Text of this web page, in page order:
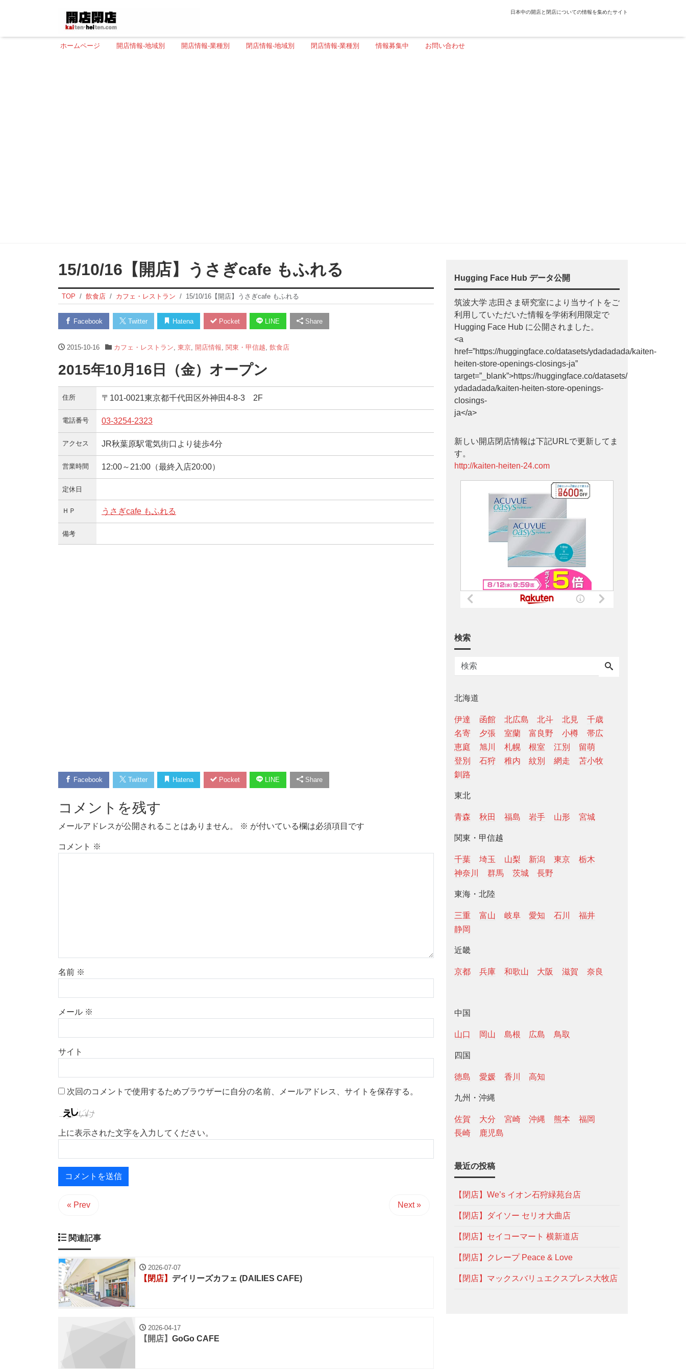
日本中の開店と閉店についての情報を集めたサイト
ホームページ 開店情報-地域別 開店情報-業種別 閉店情報-地域別 閉店情報-業種別 情報募集中 お問い合わせ
15/10/16【開店】うさぎcafe もふれる
TOP 飲食店 カフェ・レストラン 15/10/16【開店】うさぎcafe もふれる
Facebook Twitter Hatena Pocket LINE Share
2015-10-16 カフェ・レストラン 東京, 開店情報 関東・甲信越 飲食店
2015年10月16日（金）オープン
住所 〒101-0021東京都千代田区外神田4-8-3 2F
電話番号 03-3254-2323
アクセス JR秋葉原駅電気街口より徒歩4分
営業時間 12:00～21:00（最終入店20:00）
定休日
ＨＰ うさぎcafe もふれる
備考
Facebook Twitter Hatena Pocket LINE Share
コメントを残す
メールアドレスが公開されることはありません。 ※ が付いている欄は必須項目です
コメント ※
名前 ※
メール ※
サイト
次回のコメントで使用するためブラウザーに自分の名前、メールアドレス、サイトを保存する。
上に表示された文字を入力してください。
« Prev Next »
関連記事
2026-07-07
【閉店】 デイリーズカフェ (DAILIES CAFE)
2026-04-17
【開店】 GoGo CAFE
Hugging Face Hub データ公開
筑波大学 志田さま研究室により当サイトをご
利用していただいた情報を学術利用限定で
Hugging Face Hub に公開されました。
<a
href=”https://huggingface.co/datasets/ydadadada/kaiten-
heiten-store-openings-closings-ja”
target=”_blank”>https://huggingface.co/datasets/
ydadadada/kaiten-heiten-store-openings-
closings-
ja</a>
新しい開店閉店情報は下記URLで更新してま
す。
http://kaiten-heiten-24.com
検索
北海道
伊達 函館 北広島 北斗 北見
千歳
名寄
夕張 室蘭 富良野 小樽
帯広
恵庭
旭川 札幌 根室 江別
留萌
登別
石狩 稚内 紋別 網走
苫小牧
釧路
東北
青森 秋田 福島 岩手 山形 宮城
関東・甲信越
千葉 埼玉 山梨 新潟 東京
栃木
神奈川
群馬 茨城 長野
東海・北陸
三重 富山 岐阜 愛知 石川
福井
静岡
近畿
京都 兵庫 和歌山 大阪 滋賀 奈良
中国
山口 岡山 島根 広島 鳥取
四国
徳島 愛媛 香川 高知
九州・沖縄
佐賀 大分 宮崎 沖縄 熊本
福岡
長崎
鹿児島
最近の投稿
【閉店】We’s イオン石狩緑苑台店
【閉店】ダイソー セリオ大曲店
【閉店】セイコーマート 横新道店
【閉店】クレープ Peace & Love
【閉店】マックスバリュエクスプレス大牧店